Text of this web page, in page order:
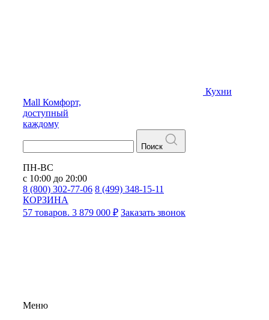
Кухни
Mall Комфорт,
доступный
каждому
Поиск
ПН-ВС
с 10:00 до 20:00
8 (800) 302-77-06 8 (499) 348-15-11
КОРЗИНА
57 товаров. 3 879 000 ₽ Заказать звонок
Меню